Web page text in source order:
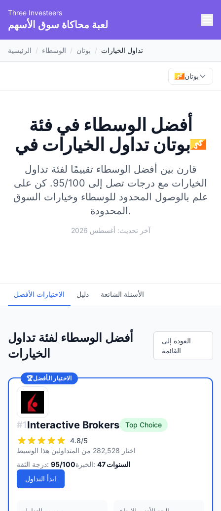
Three Investeers
لعبة محاكاة سوق الأسهم
الرئيسية / الوسطاء / بوتان / تداول الخيارات
بوتان
أفضل الوسطاء في فئة
تداول الخياراتفي بوتان
قارن بين أفضل الوسطاء تقييمًا لفئة تداول
الخيارات مع درجات تصل إلى 95/100.
كن على
علم بالوصول المحدود للوسطاء وخيارات السوق
المحدودة.
آخر تحديث: أغسطس 2026
الاختيارات الأفضل دليل الأسئلة الشائعة
أفضل الوسطاء لفئة تداول
الخيارات
العودة إلى
القائمة
🏆الاختيار الأفضل
#1Interactive Brokers
Top Choice
4.8/5
اختار 282,528 من المتداولين هذا الوسيط
درجة الثقة: 95/100 الخبرة: 47 السنوات
ابدأ التداول